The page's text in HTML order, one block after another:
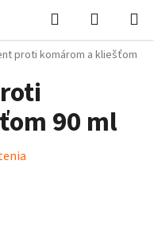
Hľadať
košík
proti komárom a kliešťom
90 ml